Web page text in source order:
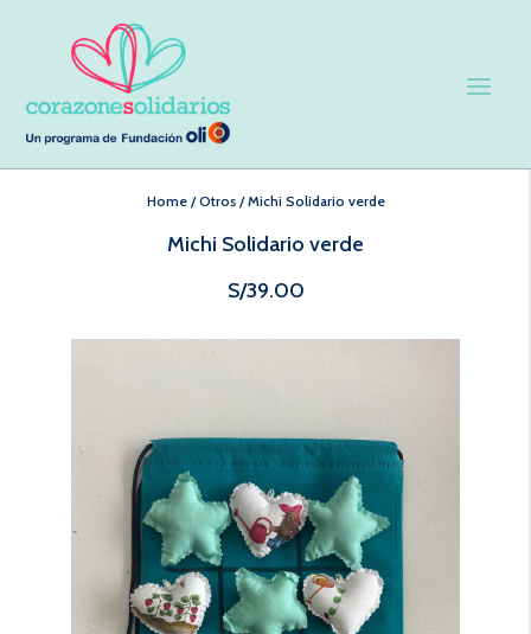
Home/Otros/Michi Solidario verde
Michi Solidario verde
S/39.00